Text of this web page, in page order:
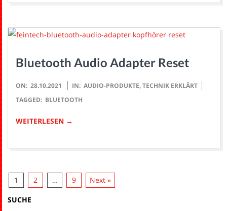
Bluetooth Audio Adapter Reset
2021-
10-
ON: 28.10.2021 IN: AUDIO-PRODUKTE,TECHNIK ERKLÄRT
TAGGED: BLUETOOTH
WEITERLESEN →
1 2 … 9 Next »
SUCHE